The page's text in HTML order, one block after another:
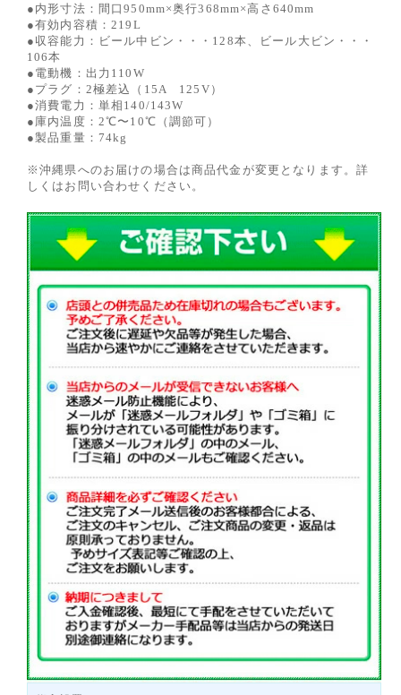
●内形寸法：間口950mm×奥行368mm×高さ640mm
●有効内容積：219L
●収容能力：ビール中ビン・・・128本、ビール大ビン・・・
106本
●電動機：出力110W
●プラグ：2極差込（15A 125V）
●消費電力：単相140/143W
●庫内温度：2℃〜10℃（調節可）
●製品重量：74kg
※沖縄県へのお届けの場合は商品代金が変更となります。詳
しくはお問い合わせください。